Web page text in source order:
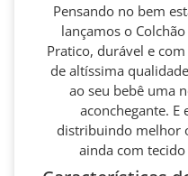
Pensando no bem
lançamos o
Pratico, durável e
de altíssima
ao seu bebê uma
aconchegante. E
distribuindo melhor
ainda com